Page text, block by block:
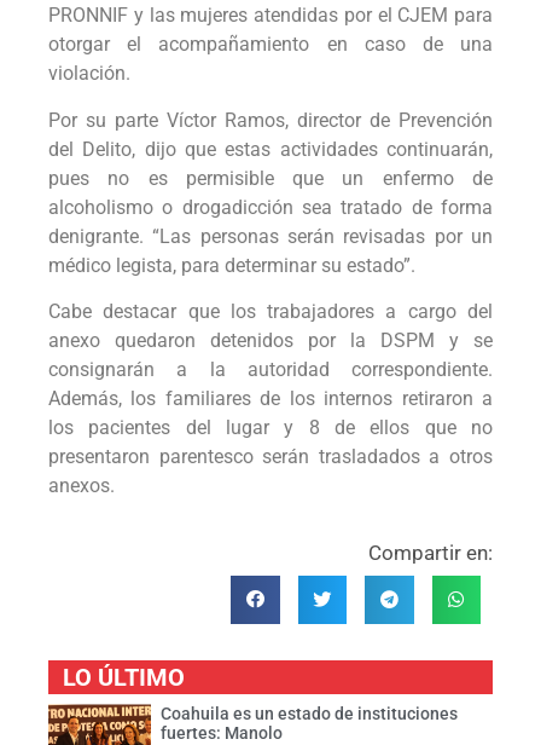
PRONNIF y las mujeres atendidas por el CJEM para
otorgar el acompañamiento en caso de una
violación.
Por su parte Víctor Ramos, director de Prevención
del Delito, dijo que estas actividades continuarán,
pues no es permisible que un enfermo de
alcoholismo o drogadicción sea tratado de forma
denigrante. “Las personas serán revisadas por un
médico legista, para determinar su estado”.
Cabe destacar que los trabajadores a cargo del
anexo quedaron detenidos por la DSPM y se
consignarán a la autoridad correspondiente.
Además, los familiares de los internos retiraron a
los pacientes del lugar y 8 de ellos que no
presentaron parentesco serán trasladados a otros
anexos.
Compartir en:
LO ÚLTIMO
Coahuila es un estado de instituciones
fuertes: Manolo